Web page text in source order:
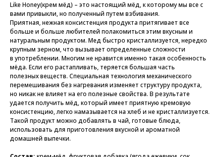
Like Honey(крем мёд) – это настоящий мёд, к которому мы все с
вами привыкли, но полученный путем взбивания.
Приятная, нежная консистенция продукта притягивает все
больше и больше любителей полакомиться этим вкусным и
натуральным продуктом. Мед быстро кристаллизуется, нередко
крупным зерном, что вызывает определенные сложности
в употреблении. Многим не нравится именно такая особенность
мёда. Если его растапливать, теряется большая часть
полезных веществ. Специальная технология механического
перемешивания без нагревания изменяет структуру продукта,
но никак не влияет на его полезные свойства. В результате
удается получить мёд, который имеет приятную кремовую
консистенцию, легко намазывается на хлеб и не кристаллизуется.
Такой продукт можно добавлять в чай, готовые блюда,
использовать для приготовления вкусной и ароматной
домашней выпечки.